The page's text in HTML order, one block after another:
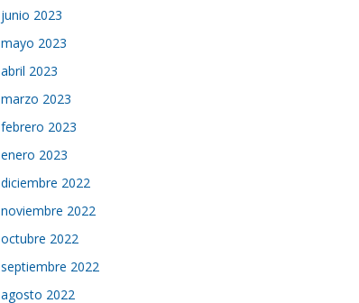
junio 2023
mayo 2023
abril 2023
marzo 2023
febrero 2023
enero 2023
diciembre 2022
noviembre 2022
octubre 2022
septiembre 2022
agosto 2022